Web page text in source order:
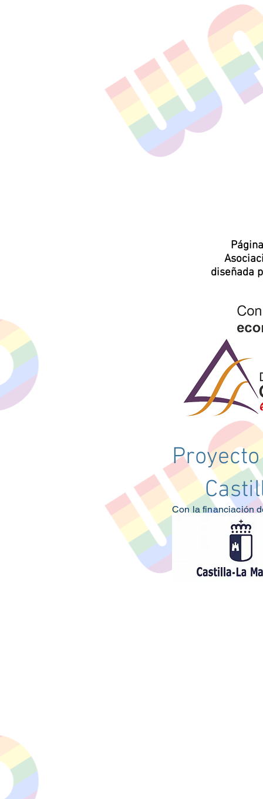
diseñada
Con la financiación